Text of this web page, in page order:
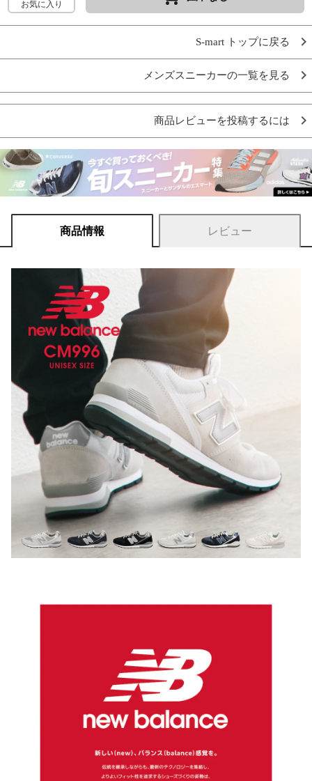
お気に入り
S-mart トップに戻る
メンズスニーカーの一覧を見る
商品レビューを投稿するには
商品情報 レビュー